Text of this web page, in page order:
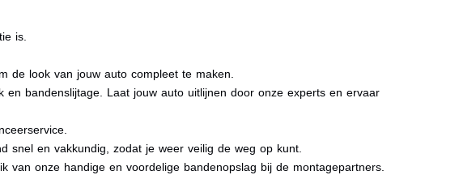
is.
de look van jouw auto compleet te maken.
bandenslijtage. Laat jouw auto uitlijnen door onze experts en ervaar
snel en vakkundig, zodat je weer veilig de weg op kunt.
onze handige en voordelige bandenopslag bij de montagepartners.